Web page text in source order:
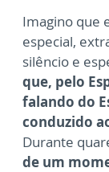
Imagino que
especial,
silêncio e
que, pelo
falando do
conduzido
Durante
de um